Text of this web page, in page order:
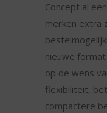
Concept al
merken extra
nieuwe
op de wens
flexibiliteit,
compactere